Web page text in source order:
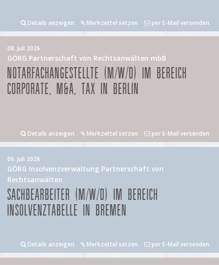
Details anzeigen Merkzettel setzen per E-Mail versenden
08. Juli 2026
GÖRG Partnerschaft von Rechtsanwälten mbB
NOTARFACHANGESTELLTE (M/W/D) IM BEREICH
CORPORATE, M&A, TAX IN BERLIN
Details anzeigen Merkzettel setzen per E-Mail versenden
06. Juli 2026
GÖRG Insolvenzverwaltung Partnerschaft von
Rechtsanwälten
SACHBEARBEITER (M/W/D) IM BEREICH
INSOLVENZTABELLE IN BREMEN
Details anzeigen Merkzettel setzen per E-Mail versenden